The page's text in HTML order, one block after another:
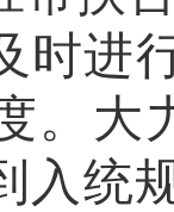
时进
。大
入统